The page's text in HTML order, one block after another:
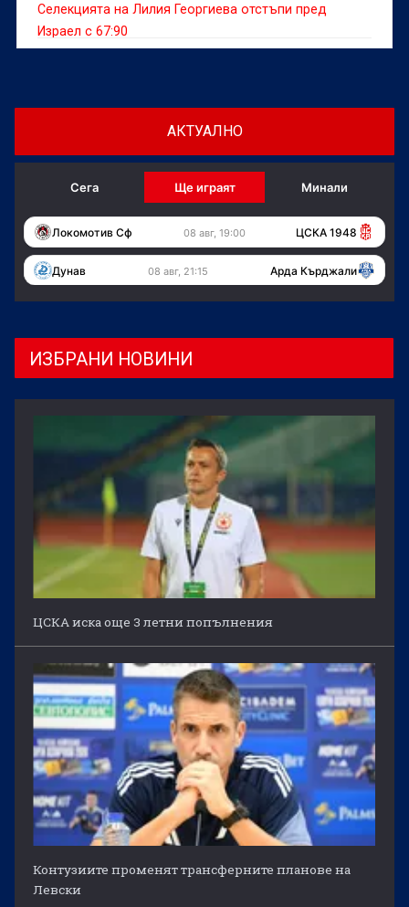
Селекцията на Лилия Георгиева отстъпи пред
Израел с 67:90
АКТУАЛНО
Сега Ще играят Минали
Локомотив Сф 08 авг, 19:00 ЦСКА 1948
Дунав 08 авг, 21:15 Арда Кърджали
ИЗБРАНИ НОВИНИ
ЦСКА иска още 3 летни попълнения
Контузиите променят трансферните планове на
Левски